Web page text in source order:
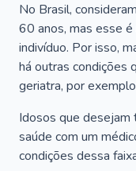
No Brasil,
60 anos, mas esse é
indivíduo. Por isso,
há outras condições
geriatra, por
Idosos que desejam
saúde com um
condições dessa